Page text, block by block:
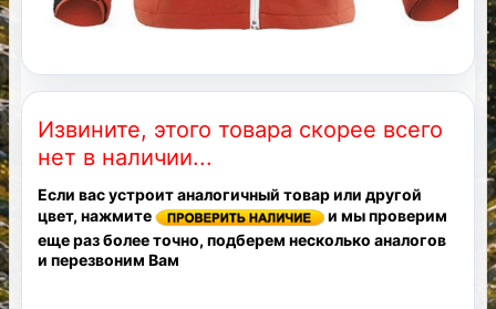
Извините, этого товара скорее всего
нет в наличии...
Если вас устроит аналогичный товар или другой
цвет, нажмите
и мы проверим
еще раз более точно, подберем несколько аналогов
и перезвоним Вам